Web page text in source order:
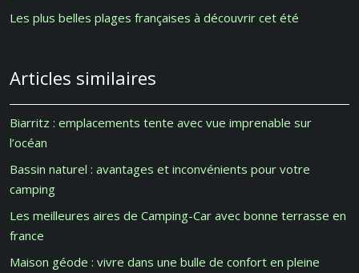
Les plus belles plages françaises à découvrir cet été
Articles similaires
Biarritz : emplacements tente avec vue imprenable sur
l’océan
Bassin naturel : avantages et inconvénients pour votre
camping
Les meilleures aires de Camping-Car avec bonne terrasse en
france
Maison géode : vivre dans une bulle de confort en pleine